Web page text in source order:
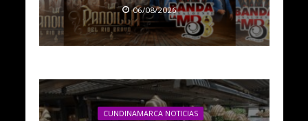
06/08/2026
CUNDINAMARCA NOTICIAS